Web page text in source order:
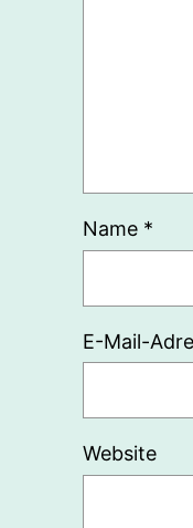
Name *
E-Mail-
Website